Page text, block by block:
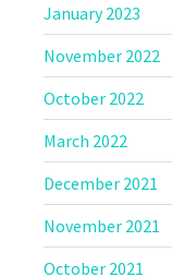
January 2023
November 2022
October 2022
March 2022
December 2021
November 2021
October 2021